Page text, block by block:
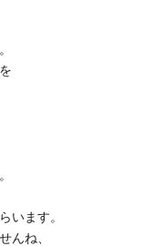
います。
んね、